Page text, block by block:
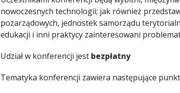
nowoczesnych technologii; jak również
pozarządowych, jednostek samorządu
edukacji i inni praktycy zainteresowani
Udział w konferencji jest bezpłatny
Tematyka konferencji zawiera następujące